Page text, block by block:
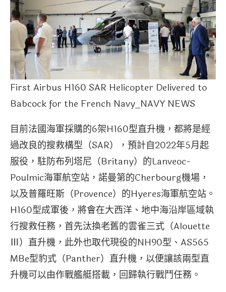
First Airbus H160 SAR Helicopter Delivered to
Babcock for the French Navy_NAVY NEWS
目前法國海軍採購的6架H160型直升機，都將是經
過改良的搜救構型（SAR），預計自2022年5月起
服役，駐防布列塔尼（Britany）的Lanveoc-
Poulmic海軍航空站，諾曼第的Cherbourg機場，
以及普羅旺斯（Provence）的Hyeres海軍航空站。
H160型成軍後，將會在大西洋、地中海沿岸區域執
行搜救任務，首先汰換老舊的雲雀三式（Alouette
Ⅲ）直升機，此外也取代現役的NH90型、AS565
MBe型豹式（Panther）直升機，以便讓該兩型直
升機可以由作戰艦艇搭載，回歸執行戰鬥任務。